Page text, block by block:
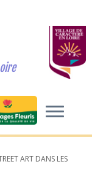
ART DANS LES